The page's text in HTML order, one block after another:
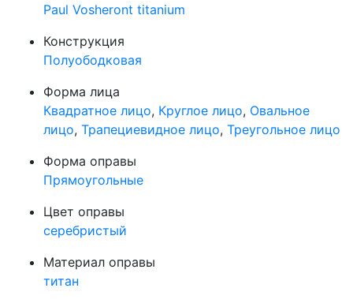
Paul Vosheront titanium
Конструкция
Полуободковая
Форма лица
Квадратное лицо, Круглое лицо, Овальное
лицо, Трапециевидное лицо, Треугольное лицо
Форма оправы
Прямоугольные
Цвет оправы
серебристый
Материал оправы
титан